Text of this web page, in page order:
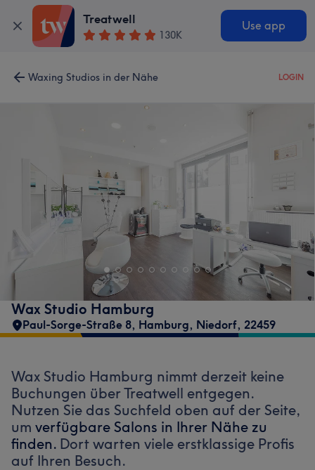
Treatwell
130K
Use app
Waxing Studios in der Nähe LOGIN
Wax Studio Hamburg
Paul-Sorge-Straße 8, Hamburg, Niedorf, 22459
Wax Studio Hamburg nimmt derzeit keine
Buchungen über Treatwell entgegen.
Nutzen Sie das Suchfeld oben auf der Seite,
um verfügbare Salons in Ihrer Nähe zu
finden. Dort warten viele erstklassige Profis
auf Ihren Besuch.